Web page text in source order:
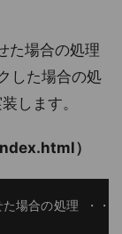
た場合の処理
した場合の処
します。
）
た場合の処理 ・・